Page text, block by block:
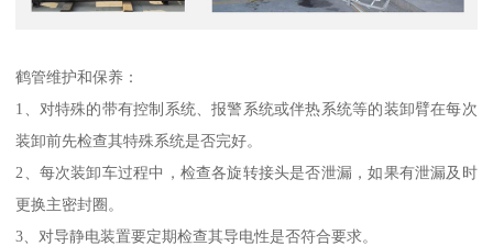
鹤管维护和保养：
1、对特殊的带有控制系统、报警系统或伴热系统等的装卸臂在每次
装卸前先检查其特殊系统是否完好。
2、每次装卸车过程中，检查各旋转接头是否泄漏，如果有泄漏及时
更换主密封圈。
3、对导静电装置要定期检查其导电性是否符合要求。